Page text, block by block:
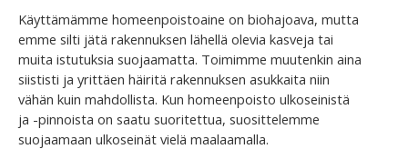
Käyttämämme homeenpoistoaine on biohajoava, mutta
emme silti jätä rakennuksen lähellä olevia kasveja tai
muita istutuksia suojaamatta. Toimimme muutenkin aina
siististi ja yrittäen häiritä rakennuksen asukkaita niin
vähän kuin mahdollista. Kun homeenpoisto ulkoseinistä
ja -pinnoista on saatu suoritettua, suosittelemme
suojaamaan ulkoseinät vielä maalaamalla.